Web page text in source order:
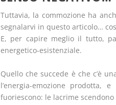
Tuttavia, la commozione ha
segnalarvi in questo articolo…
E, per capire meglio il tutto,
energetico-esistenziale.
Quello che succede è che c’è
l’energia-emozione
fuoriescono: le lacrime